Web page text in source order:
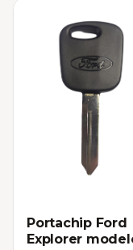
Portachip Ford
Explorer